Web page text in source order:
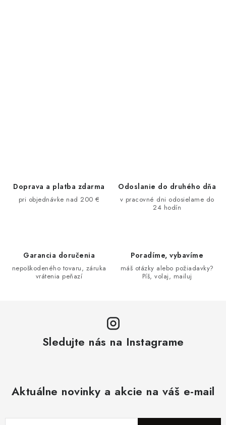
Doprava a platba zdarma
pri objednávke nad 200 €
Odoslanie do druhého dňa
v pracovné dni odosielame do
24 hodín
Garancia doručenia
nepoškodeného tovaru, záruka
vrátenia peňazí
Poradíme, vybavíme
máš otázky alebo požiadavky?
Píš, volaj, mailuj
Sledujte nás na Instagrame
Aktuálne novinky a akcie na váš e-mail